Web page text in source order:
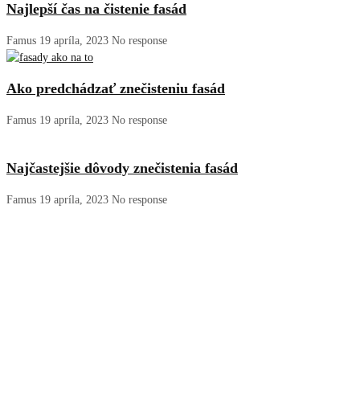
Najlepší čas na čistenie fasád
Famus 19 apríla, 2023 No response
Ako predchádzať znečisteniu fasád
Famus 19 apríla, 2023 No response
Najčastejšie dôvody znečistenia fasád
Famus 19 apríla, 2023 No response